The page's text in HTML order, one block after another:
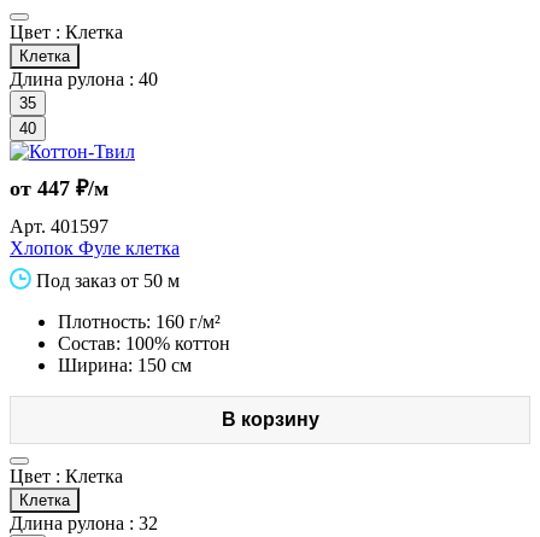
Цвет : Клетка
Клетка
Длина рулона : 40
35
40
от 447 ₽/м
Арт. 401597
Хлопок Фуле клетка
Под заказ от 50 м
Плотность: 160 г/м²
Состав: 100% коттон
Ширина: 150 см
В корзину
Цвет : Клетка
Клетка
Длина рулона : 32